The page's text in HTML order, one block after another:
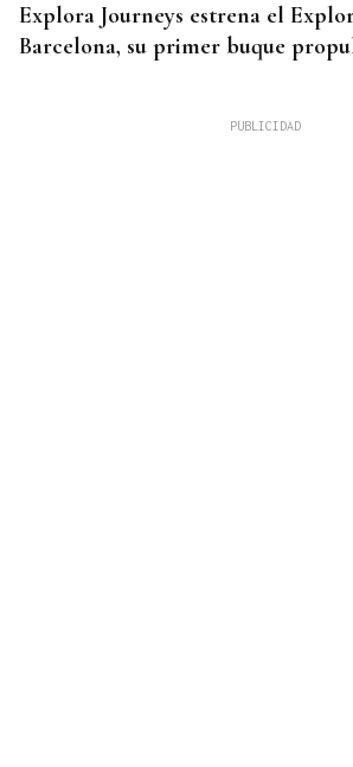
Explora Journeys estrena el
Barcelona, su primer buque